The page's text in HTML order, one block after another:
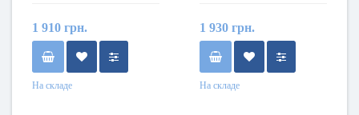
1 910 грн.
На складе
1 930 грн.
На складе